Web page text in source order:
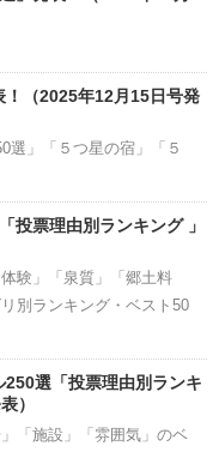
（2025年12月15日号発
選」「５つ星の宿」「５
投票理由別ランキング 」
験」「泉質」「郷土料
別ランキング・ベスト50
選「投票理由別ランキ
）
「施設」「雰囲気」のベ